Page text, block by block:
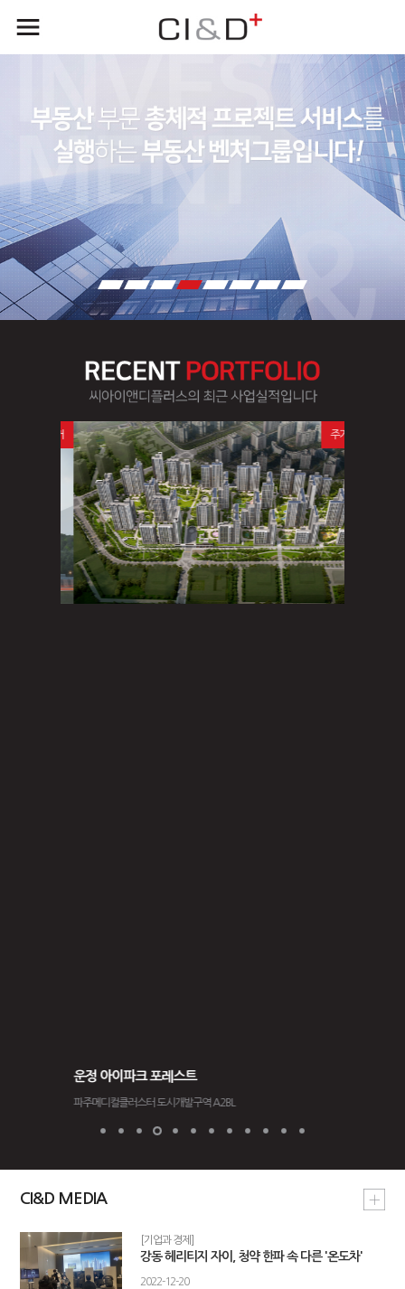
주거
운정 아이파크 포레스트
파주메디컬클러스터 도시개발구역 A2BL
CI&D MEDIA
[기업과 경제]
강동 헤리티지 자이, 청약 한파 속 다른 '온도차'
2022-12-20